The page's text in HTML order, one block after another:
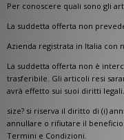
Per conoscere quali sono gli
La suddetta offerta non
Azienda registrata in Italia con
La suddetta offerta non è
trasferibile. Gli articoli resi
avrà effetto sui suoi diritti legali.
size? si riserva il diritto di (i)
annullare o rifiutare il
Termini e Condizioni.